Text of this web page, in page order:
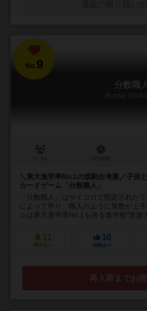
No.9
分数職
Bunsu
＼東大進学率No.1の筑駒生考案／子供
カードゲーム「分数職人」
「分数職人」はサイコロで指定された
によって作り、職人のように算数が上
ムは東大進学率No.1を誇る進学校”筑波
11
興味あり
10
経験あり
再入荷までお